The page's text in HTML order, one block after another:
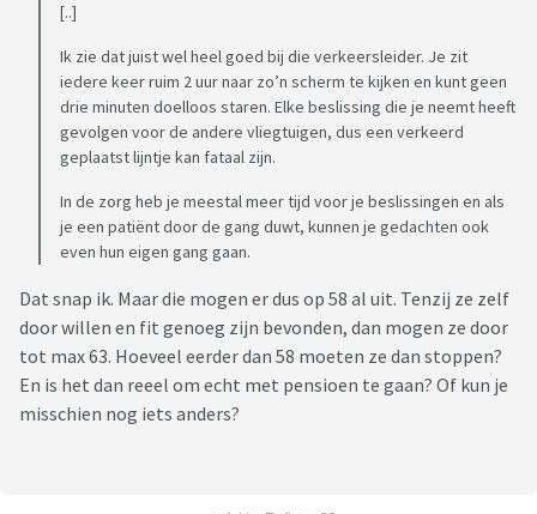
[..]
Ik zie dat juist wel heel goed bij die verkeersleider. Je zit
iedere keer ruim 2 uur naar zo’n scherm te kijken en kunt geen
drie minuten doelloos staren. Elke beslissing die je neemt heeft
gevolgen voor de andere vliegtuigen, dus een verkeerd
geplaatst lijntje kan fataal zijn.
In de zorg heb je meestal meer tijd voor je beslissingen en als
je een patiënt door de gang duwt, kunnen je gedachten ook
even hun eigen gang gaan.
Dat snap ik. Maar die mogen er dus op 58 al uit. Tenzij ze zelf
door willen en fit genoeg zijn bevonden, dan mogen ze door
tot max 63. Hoeveel eerder dan 58 moeten ze dan stoppen?
En is het dan reeel om echt met pensioen te gaan? Of kun je
misschien nog iets anders?